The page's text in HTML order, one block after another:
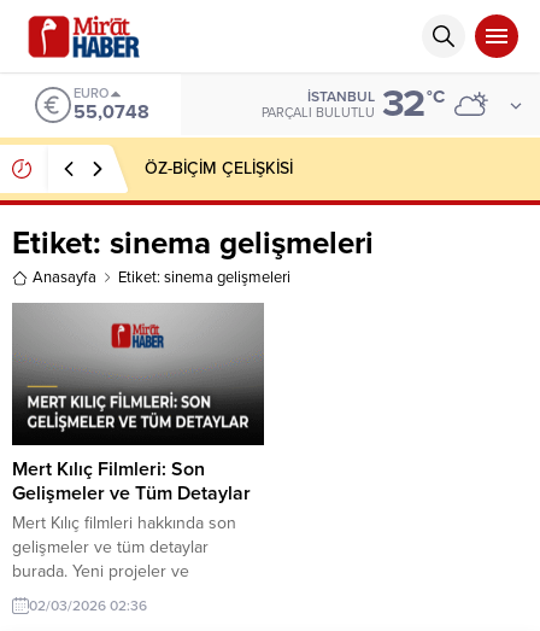
EURO
55,0748
İSTANBUL
PARÇALI BULUTLU 32°C
ÖZ-BİÇİM ÇELİŞKİSİ
Etiket: sinema gelişmeleri
Anasayfa Etiket: sinema gelişmeleri
Mert Kılıç Filmleri: Son
Gelişmeler ve Tüm Detaylar
Mert Kılıç filmleri hakkında son
gelişmeler ve tüm detaylar
burada. Yeni projeler ve
kariyerinin gidişatıyla ilgili bilgiler
içerikte.
02/03/2026 02:36